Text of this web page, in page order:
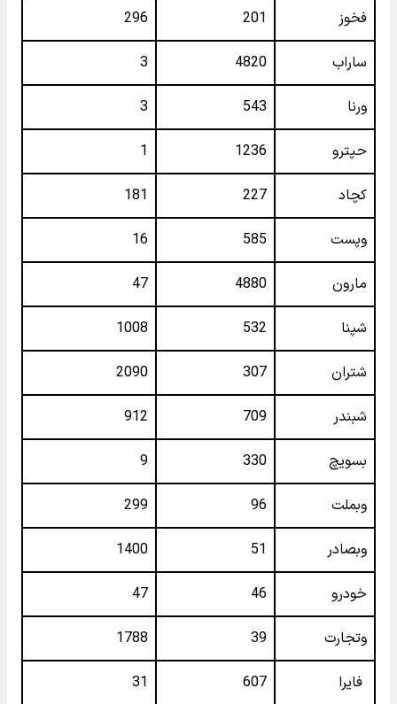
فخوز 201
296
ساراب 4820
3
ورنا 543
3
حپترو 1236
1
کچاد 227
181
وپست 585
16
مارون 4880
47
شپنا 532
1008
شتران 307
2090
شبندر 709
912
بسویچ 330
9
وبملت 96
299
وبصادر 51
1400
خودرو 46
47
وتجارت 39
1788
فایرا 607
31